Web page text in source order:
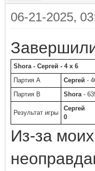
06-21-2025,
Shora - Сергей - 4 x 6
Партия A
Сергей -
Партия B
Shora -
Результат игры
Сергей
0
Из-за